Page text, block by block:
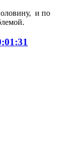
и по